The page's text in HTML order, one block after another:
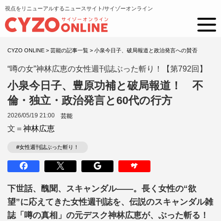
視点をリニューアルするニュースサイト/サイゾーオンライン
CYZO ONLINE > 芸能の記事一覧 > 小泉今日子、破局報道と政治発言への賛否
“噂の女”神林広恵の女性週刊誌ぶった斬り！【第792回】
小泉今日子、豊原功補と破局報道！ 不
倫・独立・政治発言と60代の行方
2026/05/19 21:00 芸能
文＝ 神林広恵
#女性週刊誌ぶった斬り！
下世話、醜聞、スキャンダル――。長く女性の“欲
望”に応えてきた女性週刊誌を、伝説のスキャンダル雑
誌「噂の真相」の元デスク神林広恵が、ぶった斬る！